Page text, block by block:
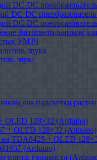
DC-DC
DC-DC
DC-DC
фитосветильником
УМЗЧ
звука
звука
для подсветки
OLED 128×32 (Arduino)
+ OLED 128×32 (Arduino)
на TDA8425 + OLED
(Arduino)
громкости